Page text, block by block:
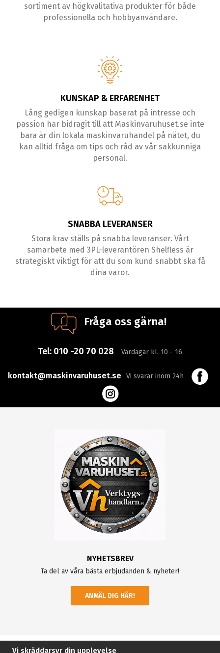
sortiment av högkvalitativa produkter för både
professionella och hobbyanvändare.
KUNSKAP & ERFARENHET
Lång gedigen kunskap baserat på intresse och
passion har bidragit till att Maskinvaruhuset.se inte
bara är din lokala maskinvaruhandel på nätet, du
kan alltid fråga om tips och råd av vår sakkunniga
personal.
SNABBA LEVERANSER
Stora krav ställs på snabba leveranser. Vårt
samarbete med 3PL-leverantören Shelfless är
strategiskt viktigt för att du som kund snabbt ska få
dina varor.
Fråga oss gärna!
Tel: 010 -20 70 028 Vardagar kl. 10 - 16
kontakt@maskinvaruhuset.se Vi svarar inom 24h
NYHETSBREV
Ta del av våra bästa erbjudanden & nyheter!
ANMÄL DIG HÄR!
Vi skräddarsyr din upplevelse